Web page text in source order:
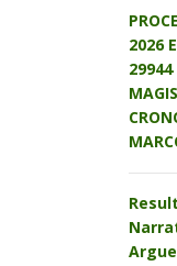
2026
29944